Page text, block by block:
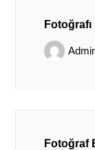
Fotoğraf